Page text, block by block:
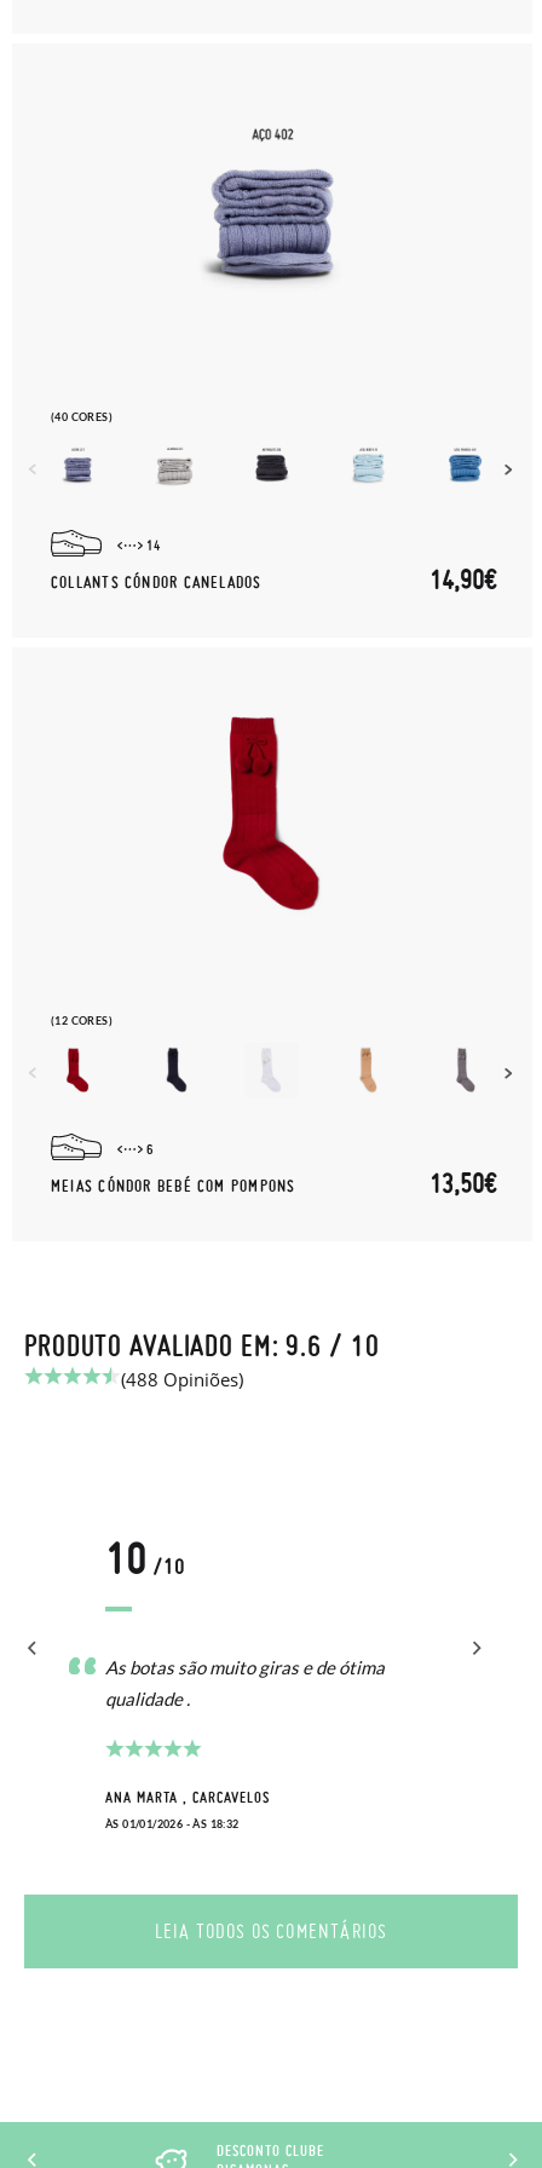
(40 CORES)
14
COLLANTS CÓNDOR CANELADOS 14,90€
(12 CORES)
6
MEIAS CÓNDOR BEBÉ COM POMPONS 13,50€
PRODUTO AVALIADO EM: 9.6 / 10
(488 Opiniões)
10 /10
As botas são muito giras e de ótima
qualidade .
ANA MARTA , CARCAVELOS
ÀS 01/01/2026 - ÀS 18:32
LEIA TODOS OS COMENTÁRIOS
DESCONTO CLUBE